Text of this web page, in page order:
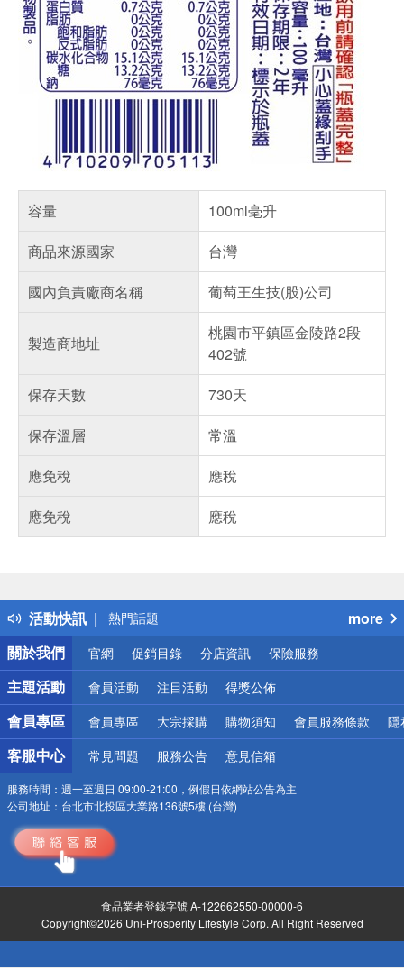
容量
100ml毫升
商品來源國家
台灣
國內負責廠商名稱
葡萄王生技(股)公司
製造商地址
桃園市平鎮區金陵路2段
402號
保存天數
730天
保存溫層
常溫
應免稅
應稅
應免稅
應稅
活動快訊
得獎公告
熱門話題
銀行優惠
偏遠地區配送
詐騙網頁！請小心！
more
關於我們
官網 促銷目錄 分店資訊 保險服務
主題活動 會員活動 注目活動 得獎公佈
會員專區 會員專區 大宗採購 購物須知 會員服務條款 隱
客服中心 常見問題 服務公告 意見信箱
服務時間： 週一至週日 09:00-21:00，例假日依網站公告為主
公司地址： 台北市北投區大業路136號5樓 (台灣)
食品業者登錄字號 A-122662550-00000-6
Copyright©2026 Uni-Prosperity Lifestyle Corp. All Right Reserved